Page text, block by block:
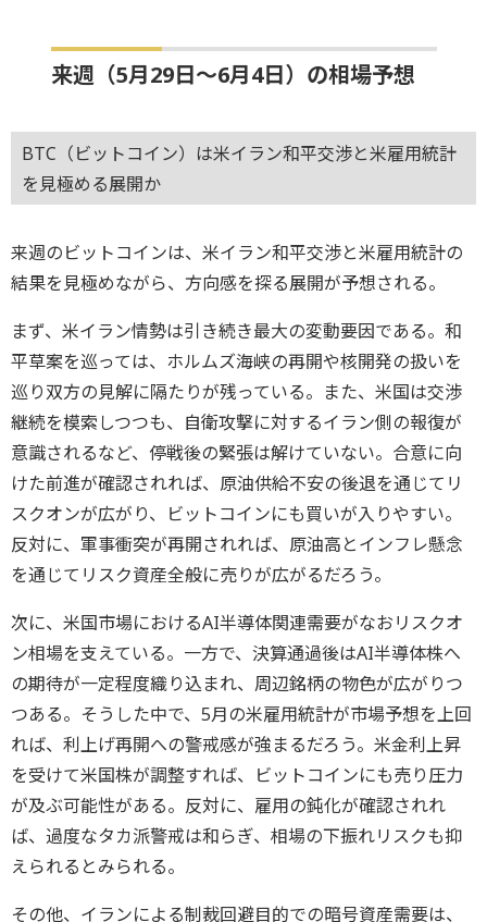
来週（5月29日～6月4日）の相場予想
BTC（ビットコイン）は米イラン和平交渉と米雇用統計
を見極める展開か
来週のビットコインは、米イラン和平交渉と米雇用統計の
結果を見極めながら、方向感を探る展開が予想される。
まず、米イラン情勢は引き続き最大の変動要因である。和
平草案を巡っては、ホルムズ海峡の再開や核開発の扱いを
巡り双方の見解に隔たりが残っている。また、米国は交渉
継続を模索しつつも、自衛攻撃に対するイラン側の報復が
意識されるなど、停戦後の緊張は解けていない。合意に向
けた前進が確認されれば、原油供給不安の後退を通じてリ
スクオンが広がり、ビットコインにも買いが入りやすい。
反対に、軍事衝突が再開されれば、原油高とインフレ懸念
を通じてリスク資産全般に売りが広がるだろう。
次に、米国市場におけるAI半導体関連需要がなおリスクオ
ン相場を支えている。一方で、決算通過後はAI半導体株へ
の期待が一定程度織り込まれ、周辺銘柄の物色が広がりつ
つある。そうした中で、5月の米雇用統計が市場予想を上回
れば、利上げ再開への警戒感が強まるだろう。米金利上昇
を受けて米国株が調整すれば、ビットコインにも売り圧力
が及ぶ可能性がある。反対に、雇用の鈍化が確認されれ
ば、過度なタカ派警戒は和らぎ、相場の下振れリスクも抑
えられるとみられる。
その他、イランによる制裁回避目的での暗号資産需要は、